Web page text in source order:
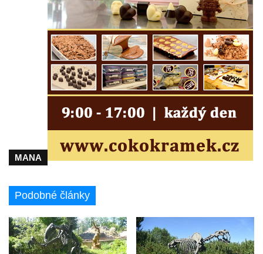
Socha svatého Antonína poustevníka v
Mirošovicích
Socha vodníka u požární nádrže v
Mirošovicích
Socha býka před areálem firmy 2JCP v
Račicích
Pamětní kámen vodního díla Josefův Důl
Socha svatého Floriána na domě čp. 3 v
Socha svaté Anny u domu čp. 3 v Oparnu
Lavička Václava Havla v Novém Boru
Lavička Václava Havla v Krásné Lípě
MANA
Podobné články